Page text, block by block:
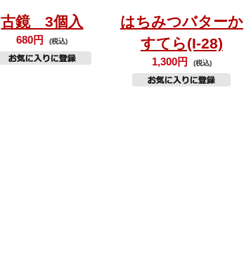
古鏡 3個入
680円 (税込)
はちみつバターか
すてら(I-28)
1,300円 (税込)